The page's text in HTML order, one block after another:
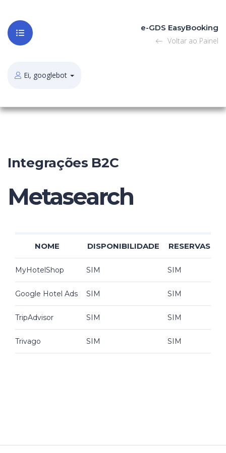
e-GDS EasyBooking
Voltar ao Painel
Ei, googlebot
Integrações B2C
Metasearch
NOME DISPONIBILIDADE RESERVAS
MyHotelShop SIM SIM
Google Hotel Ads SIM SIM
TripAdvisor SIM SIM
Trivago SIM SIM